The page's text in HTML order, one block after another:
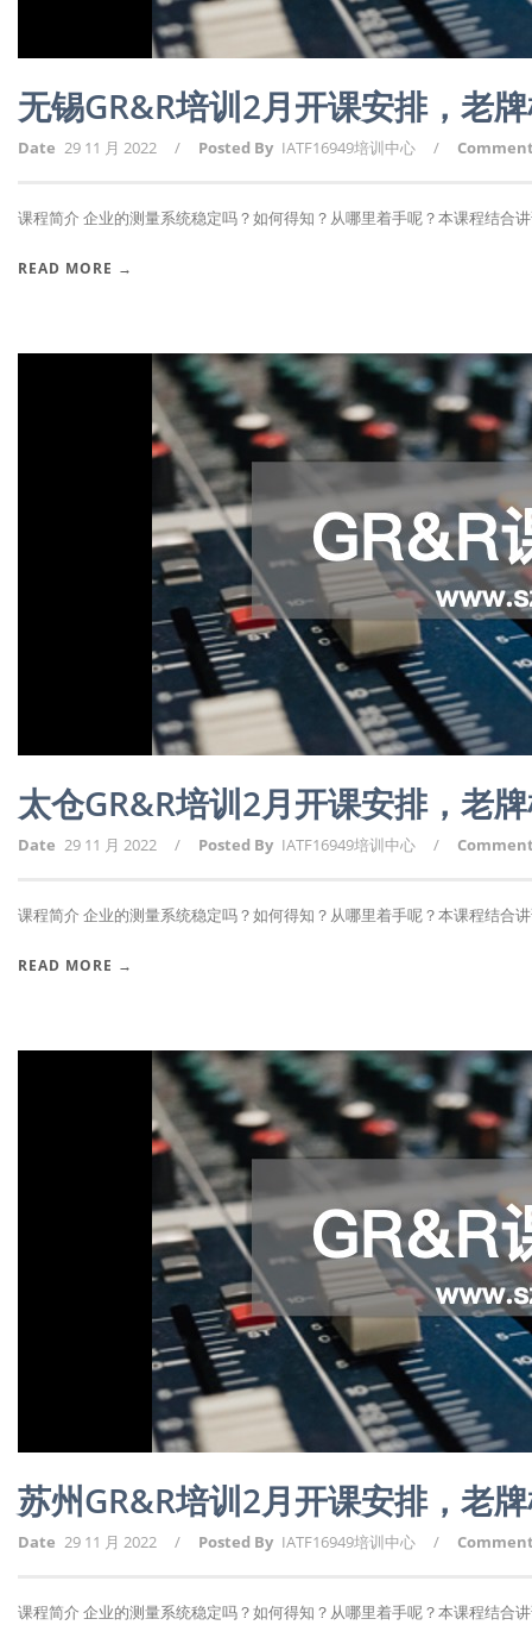
无锡GR&R培训2月开课安排，老
Date 29 11 月 2022 / Posted By IATF16949培训中心 /
课程简介 企业的测量系统稳定吗？如何得知？从哪里着手呢？本课程结合
READ MORE →
太仓GR&R培训2月开课安排，老
Date 29 11 月 2022 / Posted By IATF16949培训中心 /
课程简介 企业的测量系统稳定吗？如何得知？从哪里着手呢？本课程结合
READ MORE →
苏州GR&R培训2月开课安排，老
Date 29 11 月 2022 / Posted By IATF16949培训中心 /
课程简介 企业的测量系统稳定吗？如何得知？从哪里着手呢？本课程结合